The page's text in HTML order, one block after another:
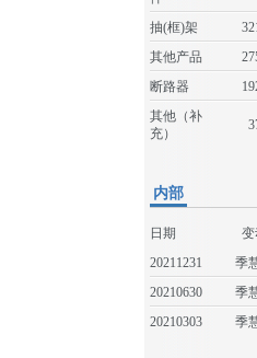
抽(框)架
其他产品
断路器
其他（补
充）
内部
日期 变
20211231
季
20210630
季
20210303
季